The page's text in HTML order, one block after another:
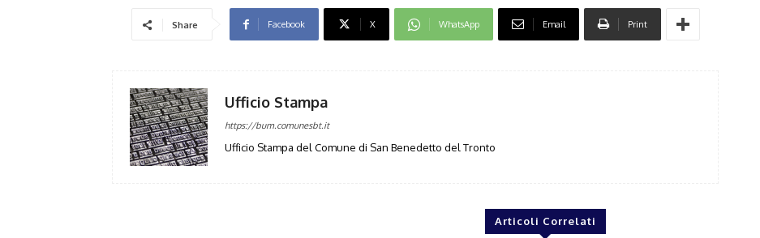
Share Facebook X WhatsApp Email Print
Ufficio Stampa
https://bum.comunesbt.it
Ufficio Stampa del Comune di San Benedetto del Tronto
Articoli Correlati